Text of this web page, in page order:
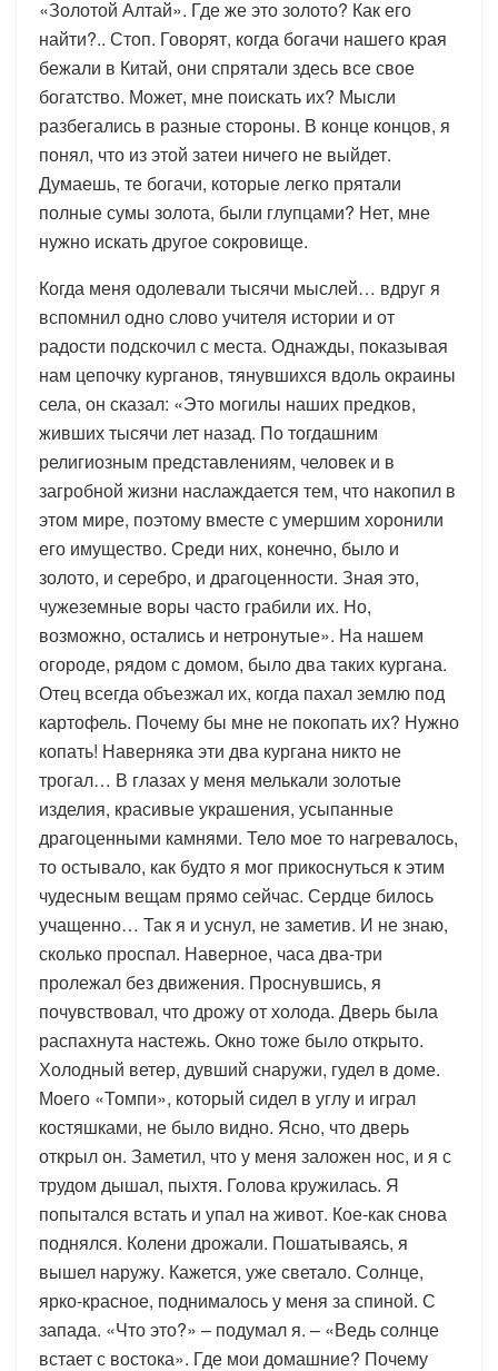
«Золотой Алтай». Где же это золото? Как его
найти?.. Стоп. Говорят, когда богачи нашего края
бежали в Китай, они спрятали здесь все свое
богатство. Может, мне поискать их? Мысли
разбегались в разные стороны. В конце концов, я
понял, что из этой затеи ничего не выйдет.
Думаешь, те богачи, которые легко прятали
полные сумы золота, были глупцами? Нет, мне
нужно искать другое сокровище.
Когда меня одолевали тысячи мыслей… вдруг я
вспомнил одно слово учителя истории и от
радости подскочил с места. Однажды, показывая
нам цепочку курганов, тянувшихся вдоль окраины
села, он сказал: «Это могилы наших предков,
живших тысячи лет назад. По тогдашним
религиозным представлениям, человек и в
загробной жизни наслаждается тем, что накопил в
этом мире, поэтому вместе с умершим хоронили
его имущество. Среди них, конечно, было и
золото, и серебро, и драгоценности. Зная это,
чужеземные воры часто грабили их. Но,
возможно, остались и нетронутые». На нашем
огороде, рядом с домом, было два таких кургана.
Отец всегда объезжал их, когда пахал землю под
картофель. Почему бы мне не покопать их? Нужно
копать! Наверняка эти два кургана никто не
трогал… В глазах у меня мелькали золотые
изделия, красивые украшения, усыпанные
драгоценными камнями. Тело мое то нагревалось,
то остывало, как будто я мог прикоснуться к этим
чудесным вещам прямо сейчас. Сердце билось
учащенно… Так я и уснул, не заметив. И не знаю,
сколько проспал. Наверное, часа два-три
пролежал без движения. Проснувшись, я
почувствовал, что дрожу от холода. Дверь была
распахнута настежь. Окно тоже было открыто.
Холодный ветер, дувший снаружи, гудел в доме.
Моего «Томпи», который сидел в углу и играл
костяшками, не было видно. Ясно, что дверь
открыл он. Заметил, что у меня заложен нос, и я с
трудом дышал, пыхтя. Голова кружилась. Я
попытался встать и упал на живот. Кое-как снова
поднялся. Колени дрожали. Пошатываясь, я
вышел наружу. Кажется, уже светало. Солнце,
ярко-красное, поднималось у меня за спиной. С
запада. «Что это?» – подумал я. – «Ведь солнце
встает с востока». Где мои домашние? Почему